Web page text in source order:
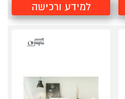
למידע ורכישה